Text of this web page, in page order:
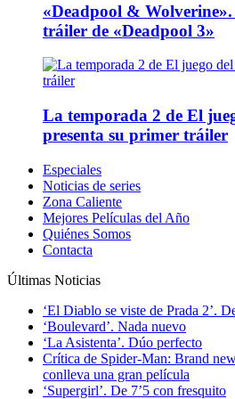
«Deadpool &
tráiler de «Deadpool 3»
La temporada 2 de El
presenta su primer tráiler
Especiales
Noticias de series
Zona Caliente
Mejores Películas del Año
Quiénes Somos
Contacta
Últimas Noticias
‘El Diablo se viste de Prada 2’.
‘Boulevard’. Nada nuevo
‘La Asistenta’. Dúo perfecto
Crítica de Spider-Man: Brand
conlleva una gran película
‘Supergirl’. De 7’5 con fresquito